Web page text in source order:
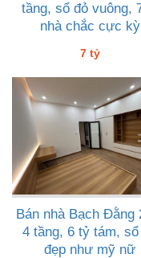
Đăng
nhập
tầng, sổ đỏ vuông,
nhà chắc cực kỳ
7 tỷ
Bán nhà Bạch Đằng
4 tầng, 6 tỷ tám, sổ
đẹp như mỹ nữ